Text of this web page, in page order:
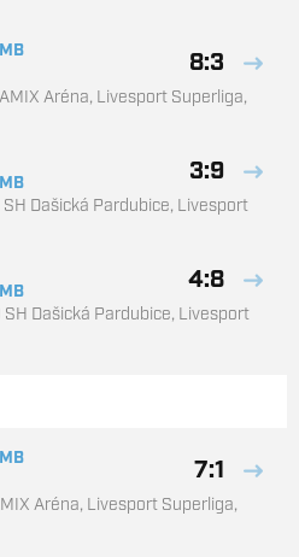
8:3
AMIX Aréna, Livesport Superliga,
3:9
SH Dašická Pardubice, Livesport
4:8
SH Dašická Pardubice, Livesport
7:1
Aréna, Livesport Superliga,